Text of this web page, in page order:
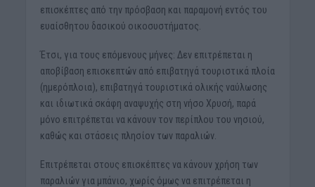
επισκέπτες από την πρόσβαση και παραμονή εντός του
ευαίσθητου δασικού οικοσυστήματος.
Έτσι, για τους επόμενους μήνες: Δεν επιτρέπεται η
αποβίβαση επισκεπτών από επιβατηγά τουριστικά πλοία
(ημερόπλοια), επιβατηγά τουριστικά ολικής ναύλωσης
και ιδιωτικά σκάφη αναψυχής στη νήσο Χρυσή, παρά
μόνο επιτρέπεται να κάνουν τον περίπλου του νησιού,
καθώς και στάσεις πλησίον των παραλιών.
Επιτρέπεται στους επισκέπτες να κάνουν χρήση των
παραλιών για μπάνιο, χωρίς όμως να επιτρέπεται η